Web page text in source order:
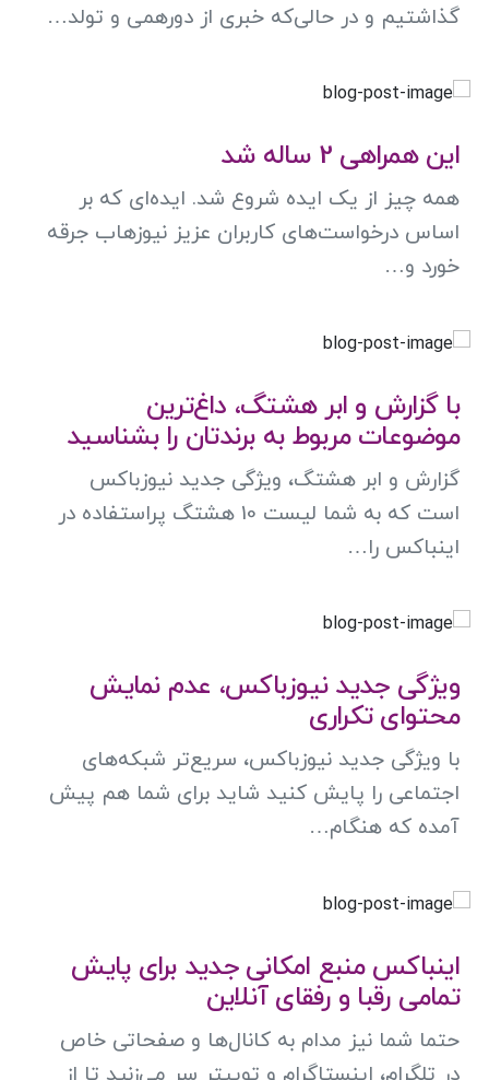
گذاشتیم و در حالی‌که خبری از دورهمی و تولد…
این همراهی 2 ساله شد
همه چیز از یک ایده شروع شد. ایده‌ای که بر
اساس درخواست‌های کاربران عزیز نیوزهاب جرقه
خورد و…
با گزارش و ابر هشتگ، داغ‌ترین
موضوعات مربوط به برندتان را بشناسید
گزارش و ابر هشتگ، ویژگی جدید نیوزباکس
است که به شما لیست 10 هشتگ‌ پراستفاده در
اینباکس را…
ویژگی جدید نیوزباکس، عدم نمایش
محتوای تکراری
با ویژگی جدید نیوزباکس، سریع‌تر شبکه‌های
اجتماعی را پایش کنید شاید برای شما هم پیش
آمده که هنگام…
اینباکس منبع امکانی جدید برای پایش
تمامی رقبا و رفقای آنلاین
حتما شما نیز مدام به کانال‌ها و صفحاتی خاص